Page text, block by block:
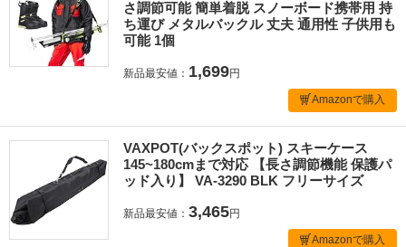
さ調節可能 簡単着脱 スノーボード携帯用 持
ち運び メタルバックル 丈夫 通用性 子供用も
可能 1個
新品最安値： 1,699円
Amazonで購入
VAXPOT(バックスポット) スキーケース
145~180cmまで対応 【長さ調節機能 保護パ
ッド入り】 VA-3290 BLK フリーサイズ
新品最安値： 3,465円
Amazonで購入